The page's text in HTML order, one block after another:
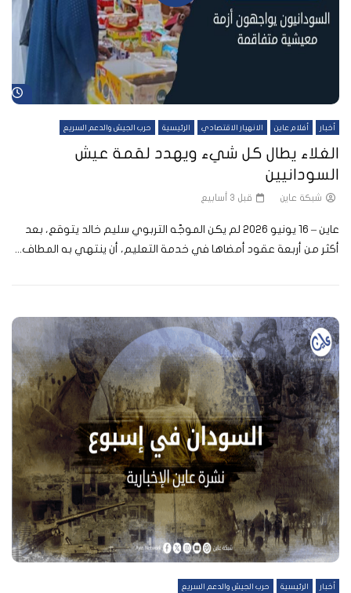
أخبار أفلام عاين الانهيار الاقتصادي الرئيسية حرب الجيش والدعم السريع
الغلاء يطال كل شيء ويهدد لقمة عيش
السودانيين
شبكة عاين قبل 3 أسابيع
عاين – 16 يونيو 2026 لم يكن الموجّه التربوي سليم خالد يتوقع، بعد
أكثر من أربعة عقود أمضاها في خدمة التعليم، أن ينتهي به المطاف...
أخبار الرئيسية حرب الجيش والدعم السريع